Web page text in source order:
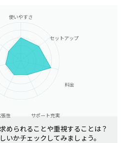
使いやすさ
セットアップ
料金
サポート充実
性
められることや重視することは？
いかチェックしてみましょう。